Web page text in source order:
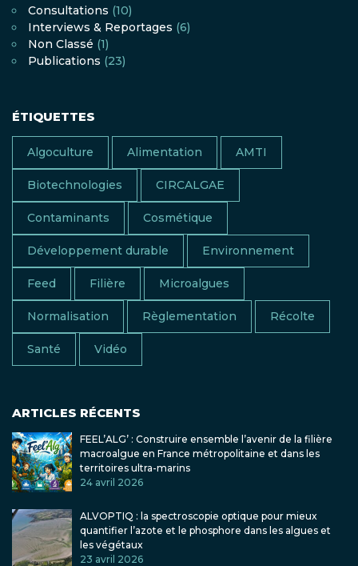
Consultations (10)
Interviews & Reportages (6)
Non Classé (1)
Publications (23)
ÉTIQUETTES
Algoculture Alimentation AMTI
Biotechnologies CIRCALGAE
Contaminants Cosmétique
Développement durable Environnement
Feed Filière Microalgues
Normalisation Règlementation Récolte
Santé Vidéo
ARTICLES RÉCENTS
FEEL’ALG’ : Construire ensemble l’avenir de la filière
macroalgue en France métropolitaine et dans les
territoires ultra-marins
24 avril 2026
ALVOPTIQ : la spectroscopie optique pour mieux
quantifier l’azote et le phosphore dans les algues et
les végétaux
23 avril 2026